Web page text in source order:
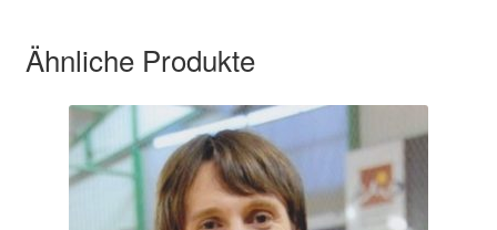
Ähnliche Produkte